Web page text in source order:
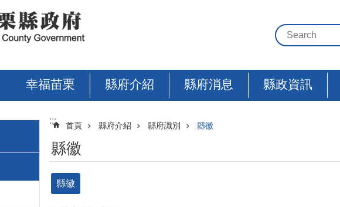
幸福苗栗 縣府介紹 縣府消息 縣政資訊
::: 首頁 縣府介紹 縣府識別 縣徽
縣徽
縣徽